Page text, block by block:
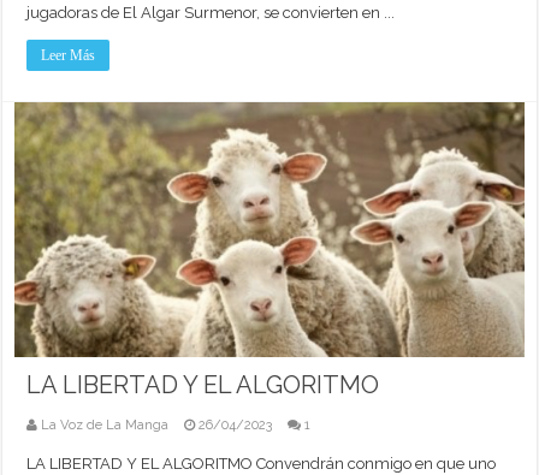
jugadoras de El Algar Surmenor, se convierten en ...
Leer Más
LA LIBERTAD Y EL ALGORITMO
La Voz de La Manga 26/04/2023 1
LA LIBERTAD Y EL ALGORITMO Convendrán conmigo en que uno